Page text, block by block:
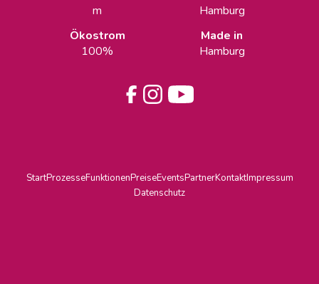
Ökostrom
100%
Made in
Hamburg
StartProzesseFunktionenPreiseEventsPartnerKontaktImpressum
Datenschutz